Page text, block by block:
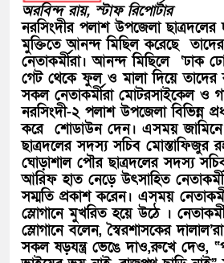
অরবিন্দ রায়, স্টাফ রিপোর্টার
নরসিংদীর পলাশ উপজেলা ছাত্রদলের
মুক্তিতে আনন্দ মিছিল করেছে
নেতাকর্মীরা। আনন্দ মিছিলে ‘ঢাক
গেট থেকে ফুল ও মালা দিয়ে তাদের
সকল নেতাকর্মীরা মোটরসাইকেল ও
নরসিংদী-২ পলাশ উপজেলা বিভিন্ন
করে শোডাউন দেন। এসময়
ছাত্রদলের সদস্য সচিব মোস্তাফিজুর
ঘোড়াশাল পৌর ছাত্রদলের সদস্য
আরিফ হাত নেড়ে উৎসাহিত
সম্মতি প্রকাশ করেন। এসময়
স্লোগানে মুখরিত হয়ে উঠে ।
স্লোগানে বলেন, স্বৈরশাসকের
সকল ষড়যন্ত্র ভেঙে দাও,রুখে দেও,